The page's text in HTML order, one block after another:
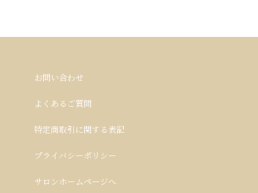
お問い合わせ
よくあるご質問
特定商取引に関する表記
プライバシーポリシー
サロンホームページへ